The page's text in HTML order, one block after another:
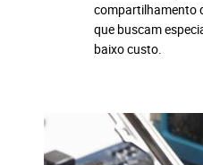
compartilhamento
que buscam
baixo custo.